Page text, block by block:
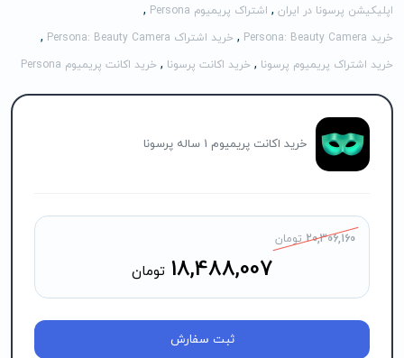
اپلیکیشن پرسونا در ایران , اشتراک پریمیوم Persona ,
خرید Persona: Beauty Camera , خرید اشتراک Persona: Beauty Camera ,
خرید اشتراک پریمیوم پرسونا , خرید اکانت پرسونا , خرید اکانت پریمیوم Persona
خرید اکانت پریمیوم 1 ساله پرسونا
20,306,160 تومان
18,488,007 تومان
ثبت سفارش